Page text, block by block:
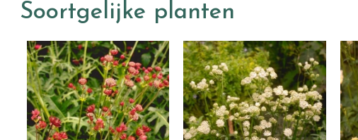
Soortgelijke planten